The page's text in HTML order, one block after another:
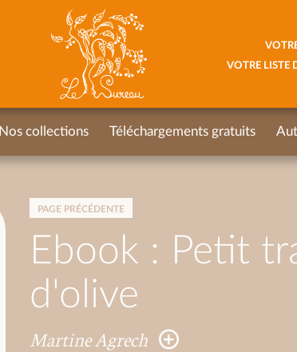
PAGE PRÉCÉDENTE
Ebook : Petit
d'olive
Martine Agrech
VOTRE LISTE
Nos collections Téléchargements gratuits